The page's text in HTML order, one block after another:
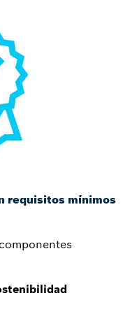
requisitos mínimos